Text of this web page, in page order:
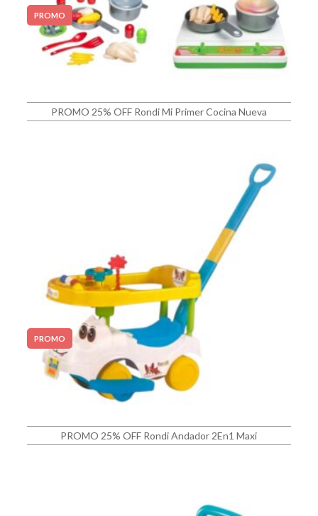
PROMO
PROMO 25% OFF Rondi Mi Primer Cocina Nueva
PROMO
PROMO 25% OFF Rondi Andador 2En1 Maxi